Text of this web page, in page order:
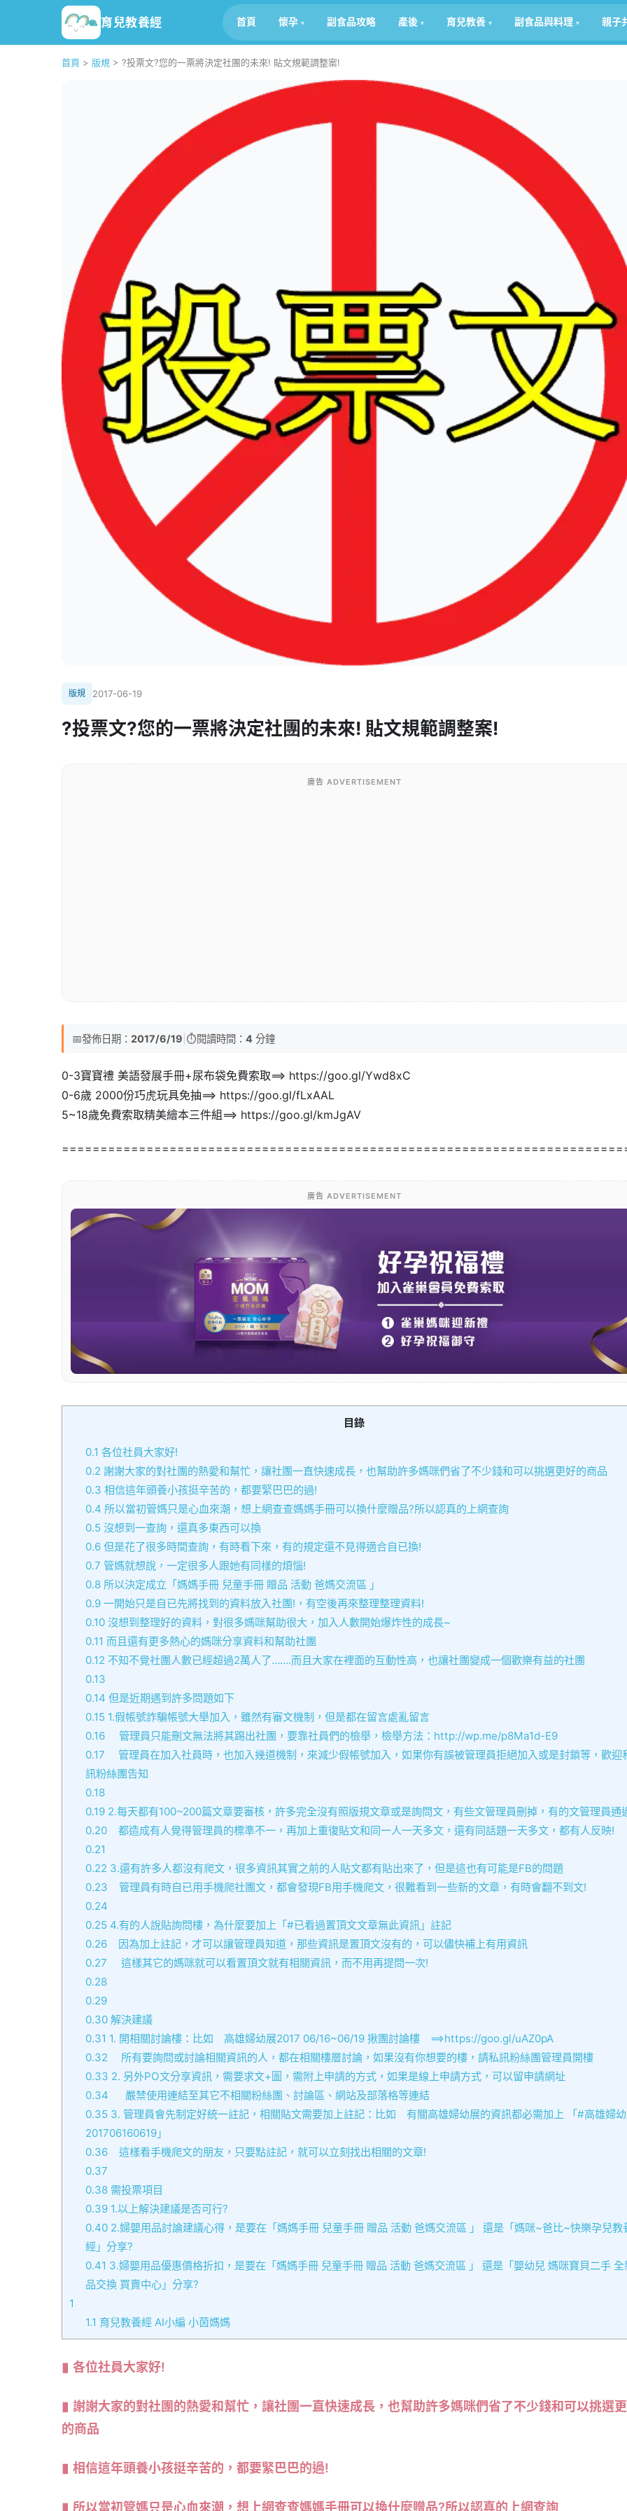
育兒教養經 首頁 懷孕 副食品攻略 產後 育兒教養 副食品與料理 親子
首頁 > 版規 > ?投票文?您的一票將決定社團的未來! 貼文規範調整案!
版規 2017-06-19
?投票文?您的一票將決定社團的未來! 貼文規範調整案!
廣告 ADVERTISEMENT
📅發佈日期： 2017/6/19 ⏱️閱讀時間： 4 分鐘
0-3寶寶禮 美語發展手冊+尿布袋免費索取==> https://goo.gl/Ywd8xC
0-6歲 2000份巧虎玩具免抽==> https://goo.gl/fLxAAL
5~18歲免費索取精美繪本三件組==> https://goo.gl/kmJgAV
廣告 ADVERTISEMENT
目錄
0.1 各位社員大家好!
0.2 謝謝大家的對社團的熱愛和幫忙，讓社團一直快速成長，也幫助許多媽咪們省了不少錢和可以挑選更好的商品
0.3 相信這年頭養小孩挺辛苦的，都要緊巴巴的過!
0.4 所以當初管媽只是心血來潮，想上網查查媽媽手冊可以換什麼贈品?所以認真的上網查詢
0.5沒想到一查詢，還真多東西可以換
0.6但是花了很多時間查詢，有時看下來，有的規定還不見得適合自已換!
0.7 管媽就想說，一定很多人跟她有同樣的煩惱!
0.8所以決定成立「媽媽手冊 兒童手冊 贈品 活動 爸媽交流區 」
0.9一開始只是自已先將找到的資料放入社團!，有空後再來整理整理資料!
0.10沒想到整理好的資料，對很多媽咪幫助很大，加入人數開始爆炸性的成長~
0.11 而且還有更多熱心的媽咪分享資料和幫助社團
0.12 不知不覺社團人數已經超過2萬人了…….而且大家在裡面的互動性高，也讓社團變成一個歡樂有益的社團
0.13
0.14 但是近期遇到許多問題如下
0.151.假帳號詐騙帳號大舉加入，雖然有審文機制，但是都在留言處亂留言
0.16管理員只能刪文無法將其踢出社團，要靠社員們的檢舉，檢舉方法：http://wp.me/p8Ma1d-E9
0.17 管理員在加入社員時，也加入幾道機制，來減少假帳號加入，如果你有誤被管理員拒絕加入或是封鎖等，歡迎
訊粉絲團告知
0.18
0.192.每天都有100~200篇文章要審核，許多完全沒有照版規文章或是詢問文，有些文管理員刪掉，有的文管理員通
0.20都造成有人覺得管理員的標準不一，再加上重復貼文和同一人一天多文，還有同話題一天多文，都有人反映!
0.21
0.22 3.還有許多人都沒有爬文，很多資訊其實之前的人貼文都有貼出來了，但是這也有可能是FB的問題
0.23 管理員有時自已用手機爬社團文，都會發現FB用手機爬文，很難看到一些新的文章，有時會翻不到文!
0.24
0.254.有的人說貼詢問樓，為什麼要加上「#已看過置頂文文章無此資訊」註記
0.26因為加上註記，才可以讓管理員知道，那些資訊是置頂文沒有的，可以儘快補上有用資訊
0.27 這樣其它的媽咪就可以看置頂文就有相關資訊，而不用再提問一次!
0.28
0.29
0.30解決建議
0.31 1. 開相關討論樓：比如 高雄婦幼展2017 06/16~06/19 揪團討論樓 ==>https://goo.gl/uAZ0pA
0.32 所有要詢問或討論相關資訊的人，都在相關樓層討論，如果沒有你想要的樓，請私訊粉絲團管理員開樓
0.33 2. 另外PO文分享資訊，需要求文+圖，需附上申請的方式，如果是線上申請方式，可以留申請網址
0.34 嚴禁使用連結至其它不相關粉絲團、討論區、網站及部落格等連結
0.353. 管理員會先制定好統一註記，相關貼文需要加上註記：比如 有關高雄婦幼展的資訊都必需加上 「#高雄婦
201706160619」
0.36這樣看手機爬文的朋友，只要點註記，就可以立刻找出相關的文章!
0.37
0.38需投票項目
0.391.以上解決建議是否可行?
0.402.婦嬰用品討論建議心得，是要在「媽媽手冊 兒童手冊 贈品 活動 爸媽交流區 」 還是「媽咪~爸比~快樂孕兒教
經」分享?
0.41 3.婦嬰用品優惠價格折扣，是要在「媽媽手冊 兒童手冊 贈品 活動 爸媽交流區 」 還是「嬰幼兒 媽咪寶貝二手 全
品交換 買賣中心」分享?
1
1.1 育兒教養經 AI小編 小茵媽媽
各位社員大家好!
謝謝大家的對社團的熱愛和幫忙，讓社團一直快速成長，也幫助許多媽咪們省了不少錢和可以挑選
的商品
相信這年頭養小孩挺辛苦的，都要緊巴巴的過!
所以當初管媽只是心血來潮，想上網查查媽媽手冊可以換什麼贈品?所以認真的上網查詢